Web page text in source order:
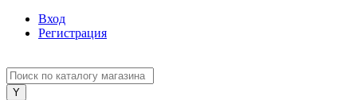
Вход
Регистрация